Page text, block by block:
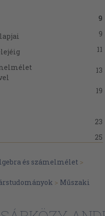
9
9
11
13
19
23
25
diofantikus
és számelmélet >
> Műszaki